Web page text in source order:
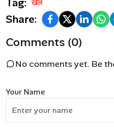
Tag: खेल
Share:
Comments (0)
No comments yet. Be
Your Name